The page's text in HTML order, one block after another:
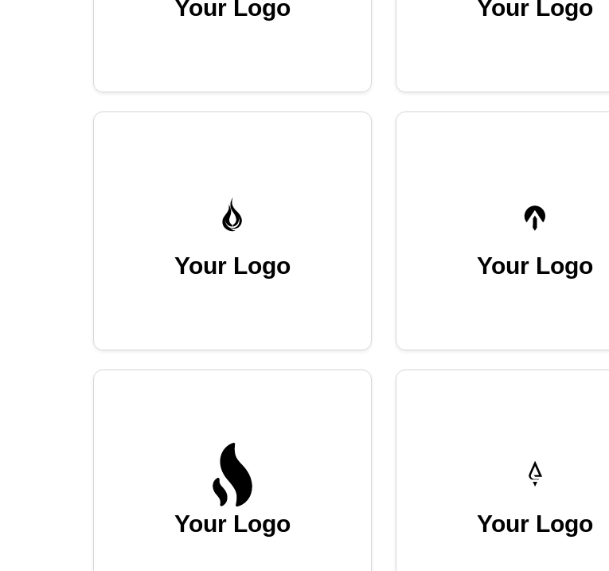
Your Logo Your Logo
Your Logo Your Logo
Your Logo Your Logo